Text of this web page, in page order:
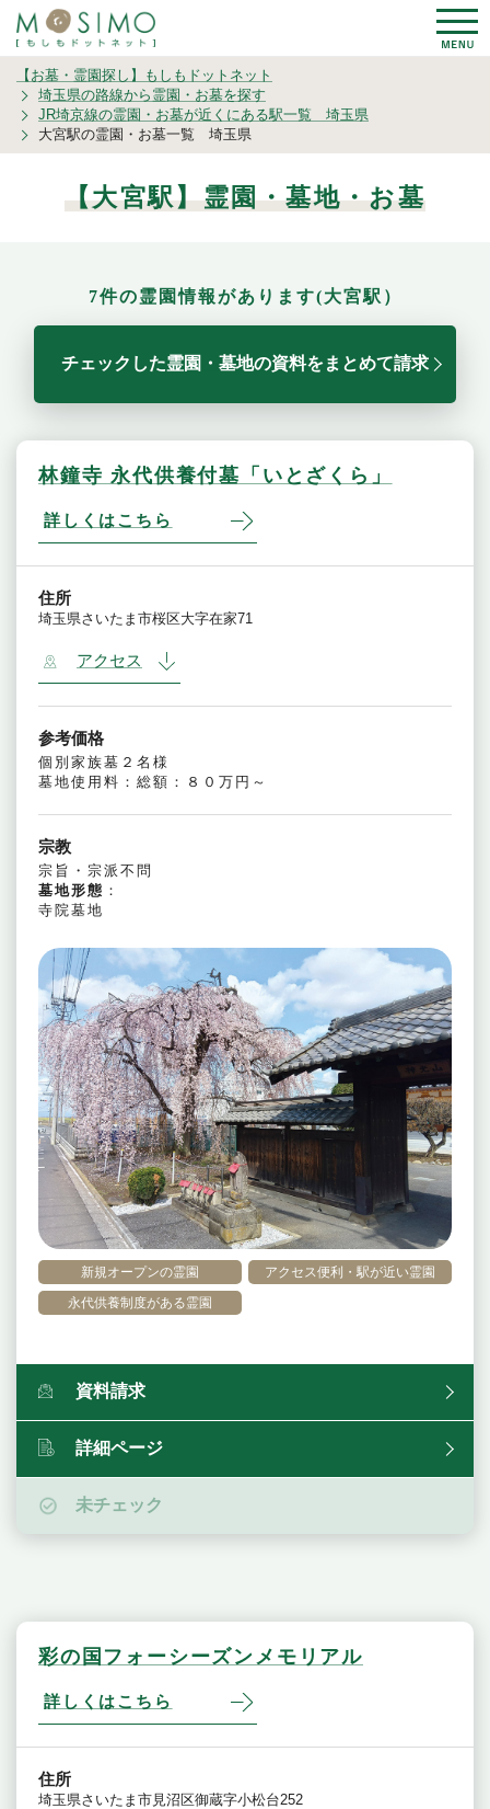
【お墓・霊園探し】もしもドットネット
埼玉県の路線から霊園・お墓を探す
JR埼京線の霊園・お墓が近くにある駅一覧 埼玉県
大宮駅の霊園・お墓一覧 埼玉県
【大宮駅】霊園・墓地・お墓
7件の霊園情報があります(大宮駅）
チェックした霊園・墓地の資料をまとめて請求
林鐘寺 永代供養付墓「いとざくら」
詳しくはこちら
新規オープンの霊園
アクセス便利・駅が近い霊園
永代供養制度がある霊園
住所
埼玉県さいたま市桜区大字在家71
アクセス
参考価格
個別家族墓２名様
墓地使用料：総額：８０万円～
宗教
宗旨・宗派不問
墓地形態 ：
寺院墓地
資料請求
詳細ページ
未チェック
彩の国フォーシーズンメモリアル
詳しくはこちら
住所
埼玉県さいたま市見沼区御蔵字小松台252